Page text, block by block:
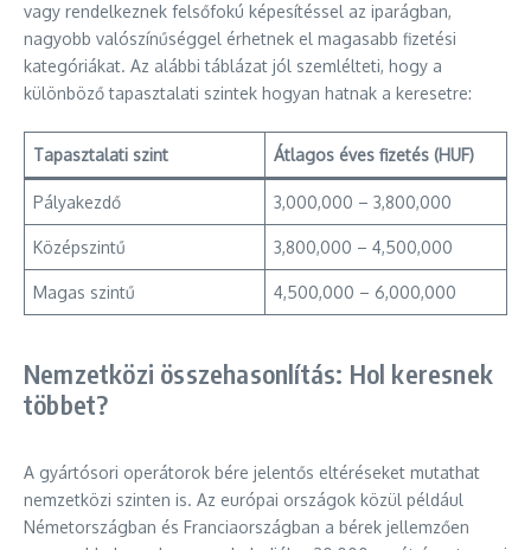
vagy rendelkeznek felsőfokú képesítéssel az iparágban,
nagyobb valószínűséggel érhetnek el magasabb fizetési
kategóriákat. Az alábbi táblázat jól szemlélteti, hogy a
különböző tapasztalati szintek hogyan hatnak a keresetre:
Tapasztalati szint Átlagos éves fizetés (HUF)
Pályakezdő 3,000,000 – 3,800,000
Középszintű 3,800,000 – 4,500,000
Magas szintű 4,500,000 – 6,000,000
Nemzetközi összehasonlítás: Hol keresnek
többet?
A gyártósori operátorok bére jelentős eltéréseket mutathat
nemzetközi szinten is. Az európai országok közül például
Németországban és Franciaországban a bérek jellemzően